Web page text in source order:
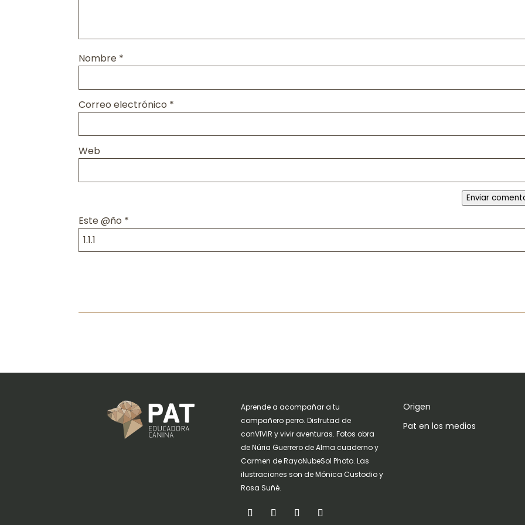
Nombre *
Correo electrónico *
Web
Enviar
Este @ño *
Aprende a acompañar a tu
compañero perro. Disfrutad de
conVIVIR y vivir aventuras. Fotos obra
de Núria Guerrero de Alma cuaderno y
Carmen de RayoNubeSol Photo. Las
ilustraciones son de Mónica Custodio y
Rosa Suñè.
Origen
Pat en los medios